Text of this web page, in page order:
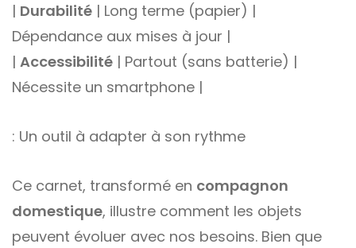
| Durabilité | Long terme (papier) |
Dépendance aux mises à jour |
| Accessibilité | Partout (sans batterie) |
Nécessite un smartphone |
: Un outil à adapter à son rythme
Ce carnet, transformé en compagnon
domestique, illustre comment les objets
peuvent évoluer avec nos besoins. Bien que